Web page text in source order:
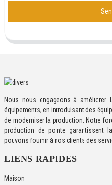
Nous nous engageons à
équipements, en introduisant des
de moderniser la production. Notre
production de pointe garantissent
pouvons fournir à nos clients des
LIENS RAPIDES
Maison